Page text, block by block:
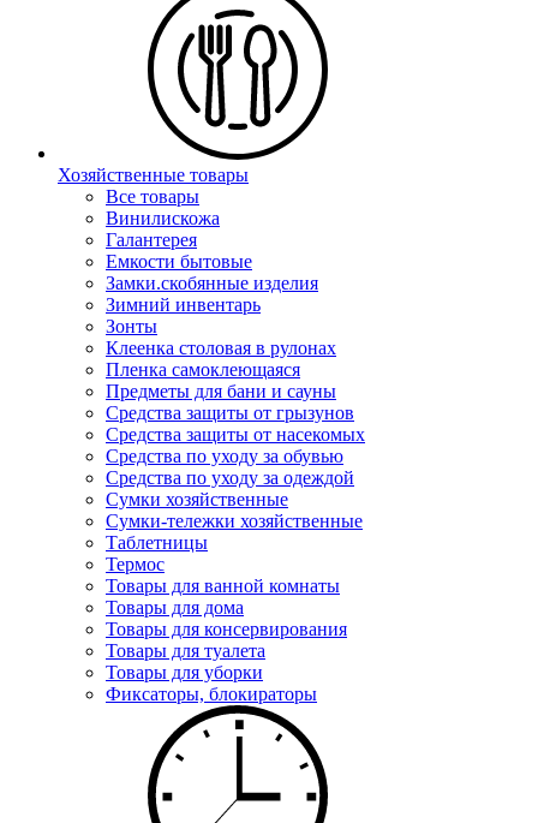
Хозяйственные товары
Все товары
Винилискожа
Галантерея
Емкости бытовые
Замки.скобянные изделия
Зимний инвентарь
Зонты
Клеенка столовая в рулонах
Пленка самоклеющаяся
Предметы для бани и сауны
Средства защиты от грызунов
Средства защиты от насекомых
Средства по уходу за обувью
Средства по уходу за одеждой
Сумки хозяйственные
Сумки-тележки хозяйственные
Таблетницы
Термос
Товары для ванной комнаты
Товары для дома
Товары для консервирования
Товары для туалета
Товары для уборки
Фиксаторы, блокираторы